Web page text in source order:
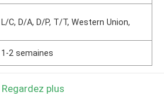
L/C, D/A, D/P, T/T, Western Union,
1-2 semaines
Regardez plus